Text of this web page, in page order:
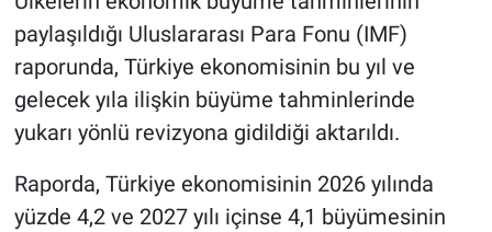
paylaşıldığı Uluslararası Para Fonu (IMF)
raporunda, Türkiye ekonomisinin bu yıl ve
gelecek yıla ilişkin büyüme tahminlerinde
yukarı yönlü revizyona gidildiği aktarıldı.
Raporda, Türkiye ekonomisinin 2026 yılında
yüzde 4,2 ve 2027 yılı içinse 4,1 büyümesinin